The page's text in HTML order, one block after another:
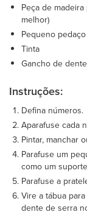
Peça de
melhor)
Pequeno
Tinta
Gancho de
Instruções:
Defina números.
Aparafuse cada
Pintar, manchar
Parafuse um
como um
Parafuse a
Vire a tábua
dente de serra